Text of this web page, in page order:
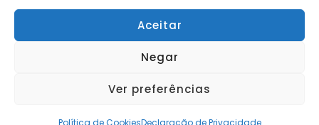
Aceitar
Negar
Ver preferências
Política de CookiesDeclaração de Privacidade
Política de Cookies
Transparência